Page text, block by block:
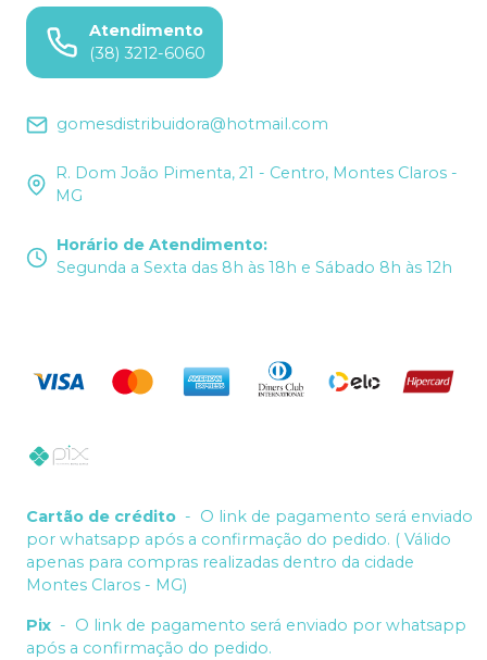
Atendimento
(38) 3212-6060
gomesdistribuidora@hotmail.com
R. Dom João Pimenta, 21 - Centro, Montes Claros -
MG
Horário de Atendimento:
Segunda a Sexta das 8h às 18h e Sábado 8h às 12h
Cartão de crédito - O link de pagamento será enviado
por whatsapp após a confirmação do pedido. ( Válido
apenas para compras realizadas dentro da cidade
Montes Claros - MG)
Pix - O link de pagamento será enviado por whatsapp
após a confirmação do pedido.